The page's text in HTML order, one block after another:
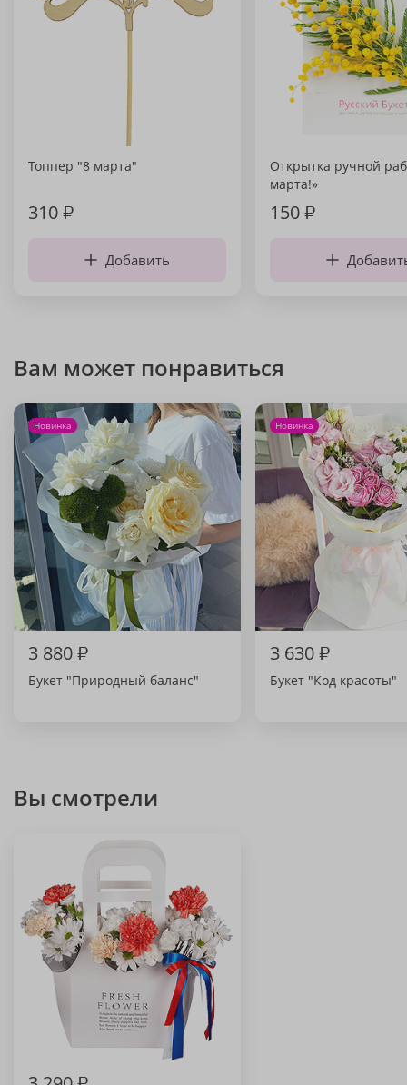
Топпер "8 марта"
310₽
Добавить
Открытка ручной
марта!»
150₽
Вам может понравиться
Новинка
3 880₽
Букет "Природный баланс"
Новинка
3 630₽
Букет "Код красоты"
Вы смотрели